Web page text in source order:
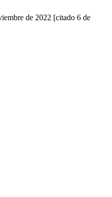
de 2022 [citado 6 de